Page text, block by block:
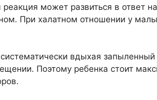
может развиться в ответ
При халатном отношении у
вдыхая
Поэтому ребенка стоит